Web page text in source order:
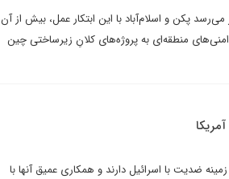
پکن و اسلام‌آباد با این ابتکار عمل، بیش از آن
منطقه‌ای به پروژه‌های کلانِ زیرساختی چین
ضدیت با اسرائیل دارند و همکاری عمیق آنها با